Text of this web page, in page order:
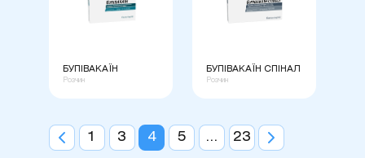
БУПІВАКАЇН
Розчин
БУПІВАКАЇН СПІНАЛ
Розчин
1 3 4 5 ... 23